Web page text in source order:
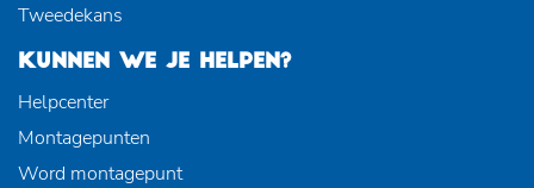
Tweedekans
KUNNEN WE JE HELPEN?
Helpcenter
Montagepunten
Word montagepunt